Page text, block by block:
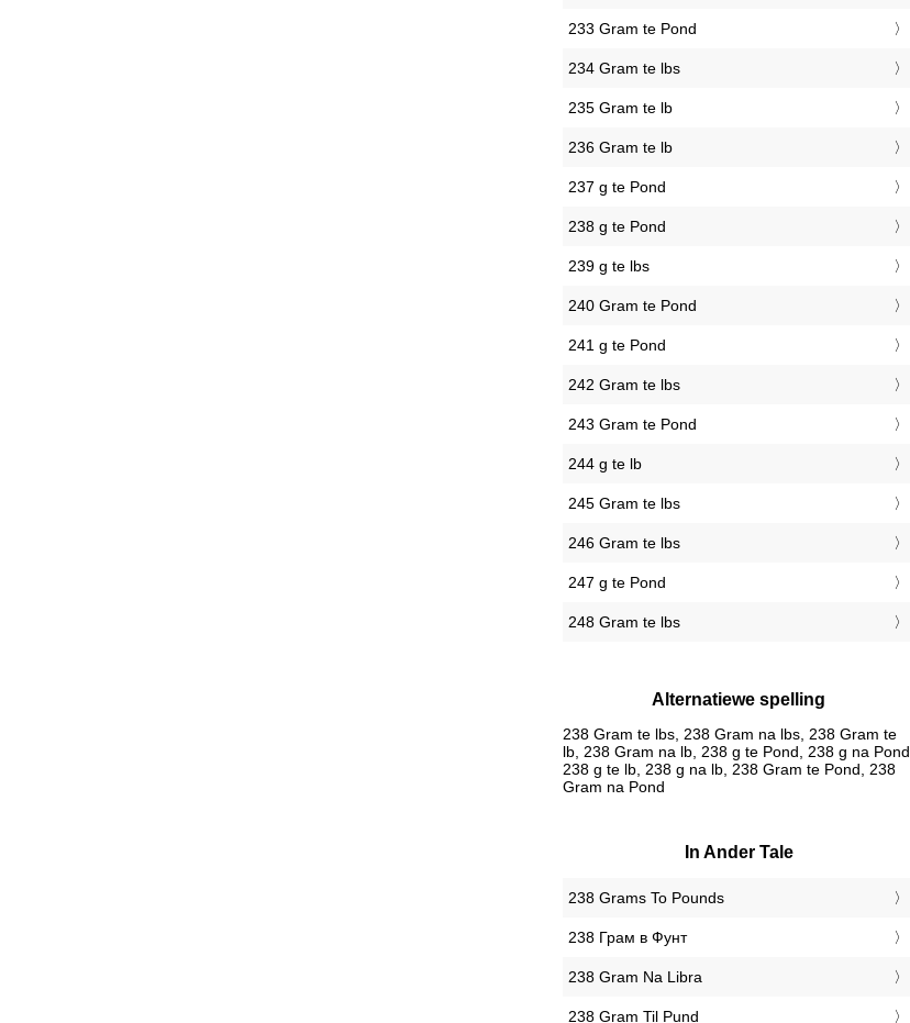
233 Gram te Pond
234 Gram te lbs
235 Gram te lb
236 Gram te lb
237 g te Pond
238 g te Pond
239 g te lbs
240 Gram te Pond
241 g te Pond
242 Gram te lbs
243 Gram te Pond
244 g te lb
245 Gram te lbs
246 Gram te lbs
247 g te Pond
248 Gram te lbs
Alternatiewe spelling
238 Gram te lbs, 238 Gram na lbs, 238 Gram te
lb, 238 Gram na lb, 238 g te Pond, 238 g na Pond,
238 g te lb, 238 g na lb, 238 Gram te Pond, 238
Gram na Pond
In Ander Tale
‎238 Grams To Pounds
‎238 Грам в Фунт
‎238 Gram Na Libra
‎238 Gram Til Pund